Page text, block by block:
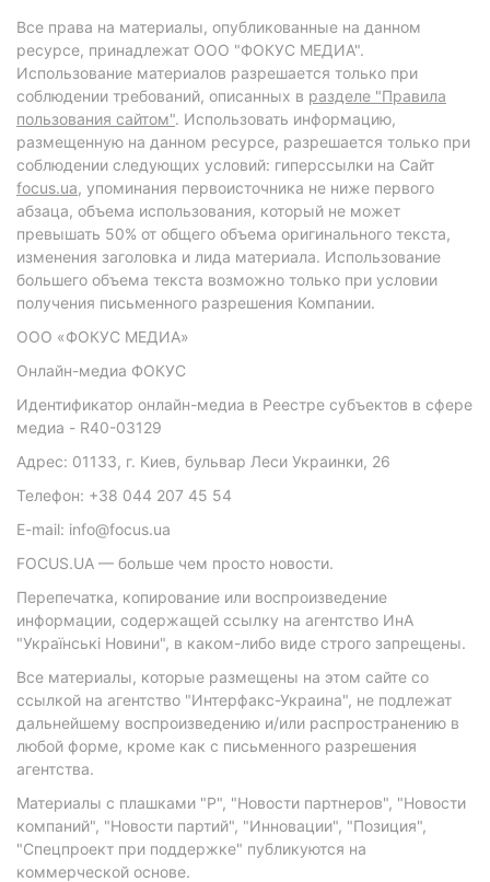
Все права на материалы, опубликованные на данном
ресурсе, принадлежат ООО "ФОКУС МЕДИА".
Использование материалов разрешается только при
соблюдении требований, описанных в разделе "Правила
пользования сайтом". Использовать информацию,
размещенную на данном ресурсе, разрешается только при
соблюдении следующих условий: гиперссылки на Сайт
focus.ua, упоминания первоисточника не ниже первого
абзаца, объема использования, который не может
превышать 50% от общего объема оригинального текста,
изменения заголовка и лида материала. Использование
большего объема текста возможно только при условии
получения письменного разрешения Компании.
ООО «ФОКУС МЕДИА»
Онлайн-медиа ФОКУС
Идентификатор онлайн-медиа в Реестре субъектов в сфере
медиа - R40-03129
Адрес: 01133, г. Киев, бульвар Леси Украинки, 26
Телефон: +38 044 207 45 54
E-mail: info@focus.ua
FOCUS.UA — больше чем просто новости.
Перепечатка, копирование или воспроизведение
информации, содержащей ссылку на агентство ИнА
"Українські Новини", в каком-либо виде строго запрещены.
Все материалы, которые размещены на этом сайте со
ссылкой на агентство "Интерфакс-Украина", не подлежат
дальнейшему воспроизведению и/или распространению в
любой форме, кроме как с письменного разрешения
агентства.
Материалы с плашками "Р", "Новости партнеров", "Новости
компаний", "Новости партий", "Инновации", "Позиция",
"Спецпроект при поддержке" публикуются на
коммерческой основе.